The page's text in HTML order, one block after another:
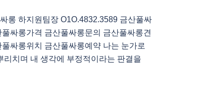
롱 하지원팀장 O1O.4832.3589 금산풀싸
싸롱가격 금산풀싸롱문의 금산풀싸롱견
싸롱위치 금산풀싸롱예약 나는 눈가로
리치며 내 생각에 부정적이라는 판결을